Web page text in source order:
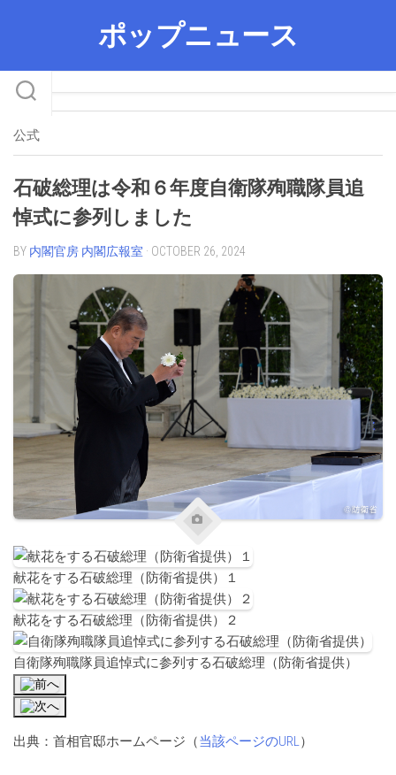
ポップニュース
公式
石破総理は令和６年度自衛隊殉職隊員追
悼式に参列しました
BY 内閣官房 内閣広報室 · OCTOBER 26, 2024
献花をする石破総理（防衛省提供）１
献花をする石破総理（防衛省提供）２
自衛隊殉職隊員追悼式に参列する石破総理（防衛省提供）
出典：首相官邸ホームページ（当該ページのURL）